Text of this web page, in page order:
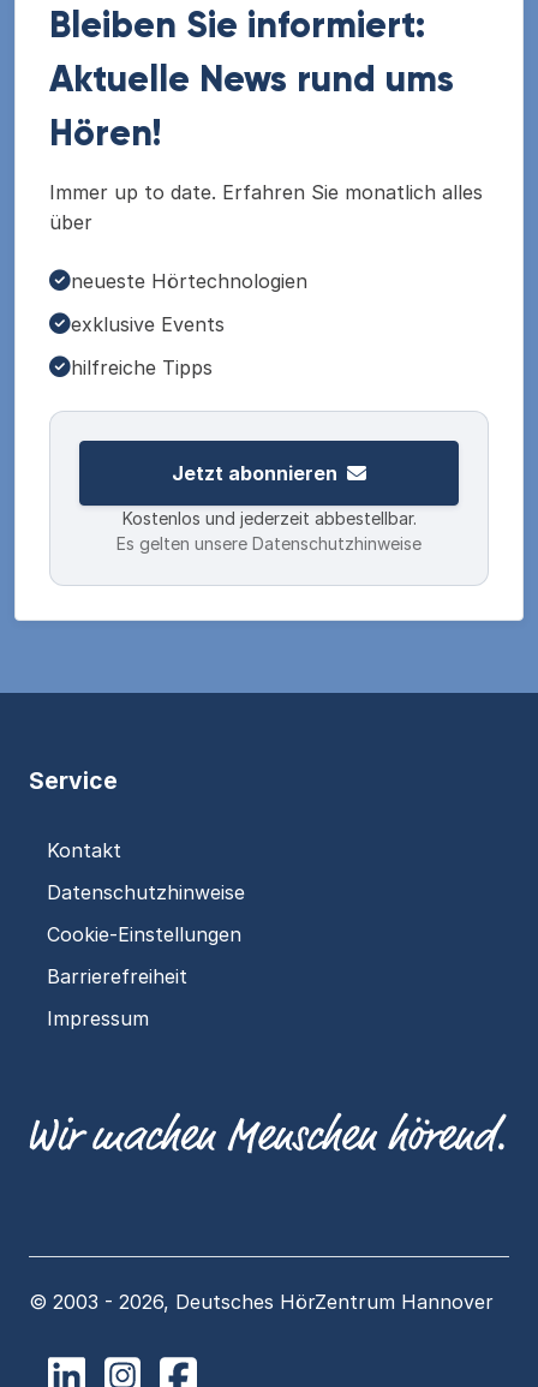
Bleiben Sie informiert:
Aktuelle News rund ums
Hören!
Immer up to date. Erfahren Sie monatlich alles
über
neueste Hörtechnologien
exklusive Events
hilfreiche Tipps
Jetzt abonnieren
Kostenlos und jederzeit abbestellbar.
Es gelten unsere Datenschutzhinweise
Service
Kontakt
Datenschutzhinweise
Cookie-Einstellungen
Barrierefreiheit
Impressum
© 2003 - 2026, Deutsches HörZentrum Hannover